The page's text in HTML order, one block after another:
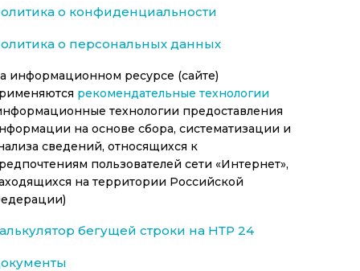
о конфиденциальности
о персональных данных
информационном ресурсе (сайте)
рекомендательные технологии
технологии предоставления
на основе сбора, систематизации и
сведений, относящихся к
пользователей сети «Интернет»,
на территории Российской
бегущей строки на НТР 24